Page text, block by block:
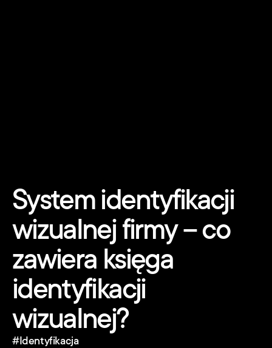
System identyfikacji
wizualnej firmy – co
zawiera księga
identyfikacji
wizualnej?
#Identyfikacja